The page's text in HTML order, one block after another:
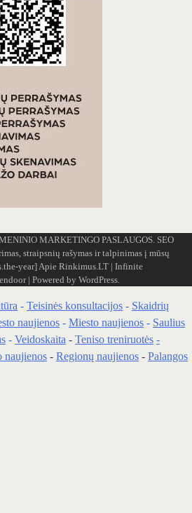
MARKETINGO PASLAUGOS. SEO
straipsnių rašymas ir talpinimas į mūsų
year]Apie Rinkimus.LT| Infinite
| Powered by WordPress.
- Teisinės konsultacijos - Skaidrių
naujienos - Miesto naujienos - Saulius
- Veidoskaita - Teniso treniruotės -
naujienos - Regionų naujienos - Palangos